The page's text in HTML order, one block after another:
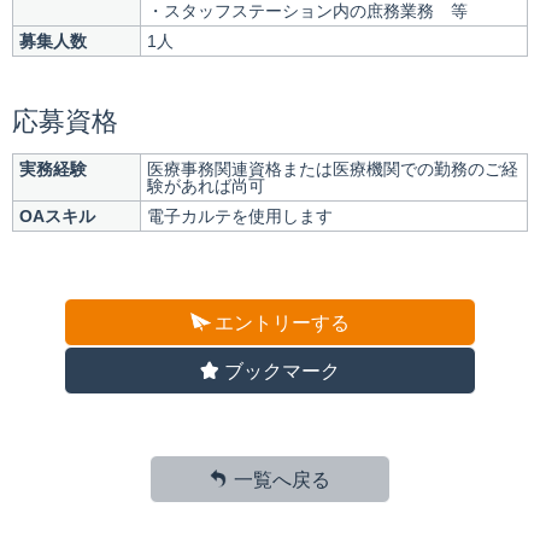
・スタッフステーション内の庶務業務 等
募集人数
1人
応募資格
実務経験
医療事務関連資格または医療機関での勤務のご経
験があれば尚可
OAスキル
電子カルテを使用します
エントリーする
ブックマーク
一覧へ戻る